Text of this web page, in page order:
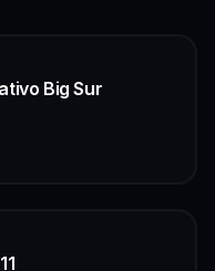
Big Sur